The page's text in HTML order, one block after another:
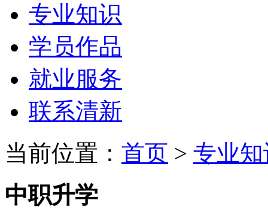
专业知识
学员作品
就业服务
联系清新
当前位置： 首页 > 专业
中职升学